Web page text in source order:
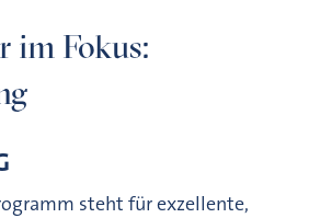
im Fokus:
steht für exzellente,